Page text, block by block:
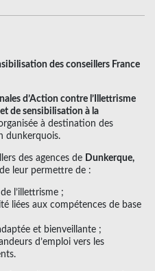
des conseillers France
d’Action contre l’Illettrisme
de sensibilisation à la
à destination des
dunkerquois.
des agences de Dunkerque,
leur permettre de :
l’illettrisme ;
liées aux compétences de base
et bienveillante ;
d’emploi vers les